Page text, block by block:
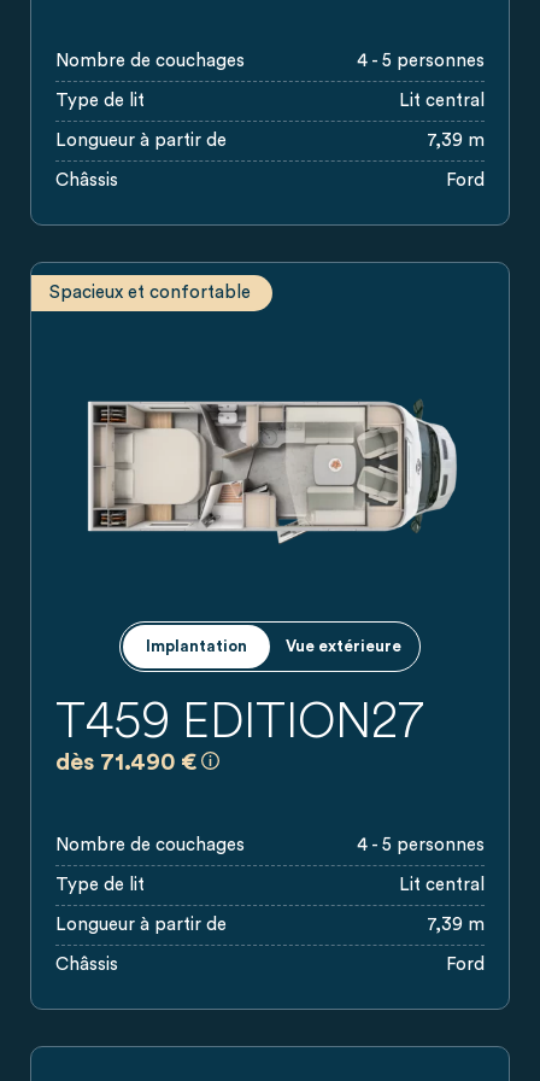
Nombre de couchages 4 - 5 personnes
Type de lit Lit central
Longueur à partir de 7,39 m
Châssis Ford
Implantation Vue extérieure
T459 EDITION27
dès 71.490 €
Spacieux et confortable
Nombre de couchages 4 - 5 personnes
Type de lit Lit central
Longueur à partir de 7,39 m
Châssis Ford